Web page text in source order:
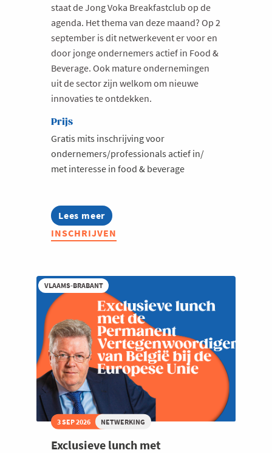
staat de Jong Voka Breakfastclub op de
agenda. Het thema van deze maand? Op 2
september is dit netwerkevent er voor en
door jonge ondernemers actief in Food &
Beverage. Ook mature ondernemingen
uit de sector zijn welkom om nieuwe
innovaties te ontdekken.
Prijs
Gratis mits inschrijving voor
ondernemers/professionals actief in/
met interesse in food & beverage
Lees meer
about
Jong
Voka
Beverage
INSCHRIJVEN
VLAAMS-BRABANT
3 SEP 2026 NETWERKING
Exclusieve lunch met